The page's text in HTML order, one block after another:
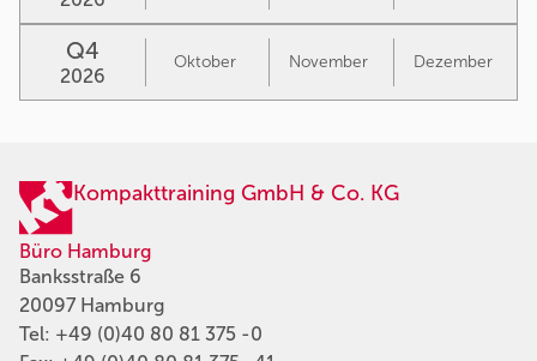
Q4
2026
Oktober November Dezember
Kompakttraining GmbH & Co. KG
Büro Hamburg
Banksstraße 6
20097 Hamburg
Tel: +49 (0)40 80 81 375 -0